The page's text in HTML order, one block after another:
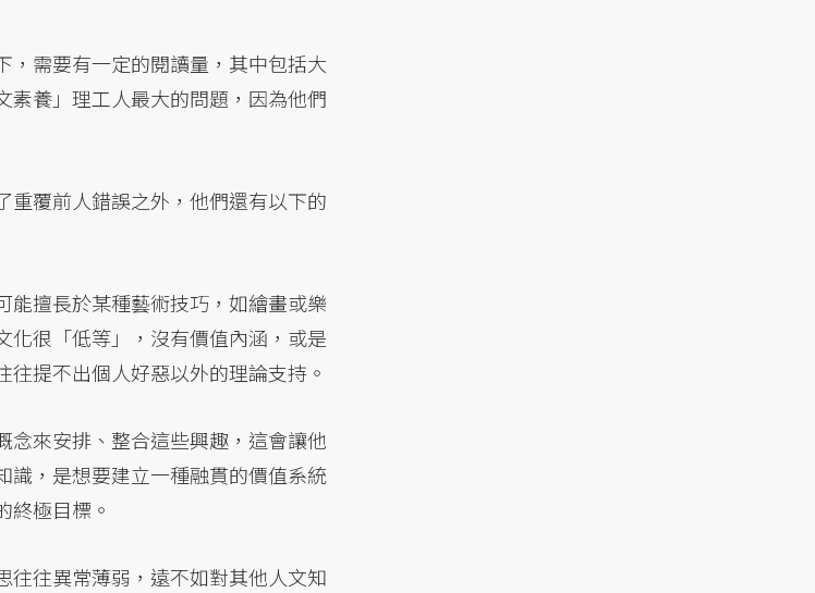
，需要有一定的閱讀量，其中包括大
素養」理工人最大的問題，因為他們
重覆前人錯誤之外，他們還有以下的
能擅長於某種藝術技巧，如繪畫或樂
化很「低等」，沒有價值內涵，或是
提不出個人好惡以外的理論支持。
來安排、整合這些興趣，這會讓他
識，是想要建立一種融貫的價值系統
終極目標。
往異常薄弱，遠不如對其他人文知